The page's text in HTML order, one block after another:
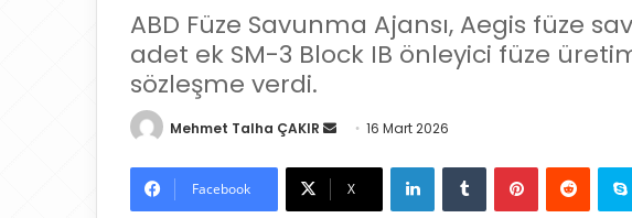
ABD Füze Savunma Ajansı, Aegis füze
adet ek SM-3 Block IB önleyici füze
sözleşme verdi.
Mehmet Talha ÇAKIR
e
16 Mart 2026
Facebook X
LinkedIn